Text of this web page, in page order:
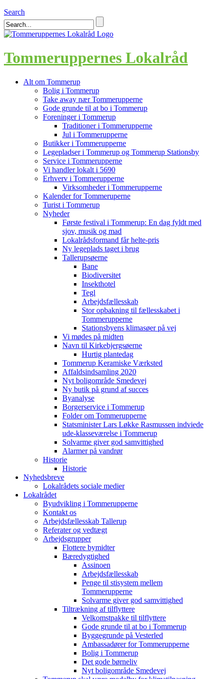
Search
Tommeruppernes Lokalråd
Alt om Tommerup
Bolig i Tommerup
Take away nær Tommerupperne
Gode grunde til at bo i Tommerup
Foreninger i Tommerup
Traditioner i Tommerupperne
Jul i Tommerupperne
Butikker i Tommerupperne
Legepladser i Tommerup og Tommerup Stationsby
Service i Tommerupperne
Vi handler lokalt i 5690
Erhverv i Tommerupperne
Virksomheder i Tommerupperne
Kalender for Tommeruperne
Turist i Tommerup
Nyheder
Første festival i Tommerup: En dag fyldt med
sjov, musik og mad
Lokalrådsformand får helte-pris
Ny legeplads taget i brug
Tallerupsøerne
Bane
Biodiversitet
Insekthotel
Tegl
Arbejdsfællesskab
Stor opbakning til fællesskabet i
Tommerupperne
Stationsbyens klimasøer på vej
Vi mødes på midten
Navn til Kirkebjergsøerne
Hurtig plantedag
Tommerup Keramiske Værksted
Affaldsindsamling 2020
Nyt boligområde Smedevej
Ny butik på grund af succes
Byanalyse
Borgerservice i Tommerup
Folder om Tommerupperne
Statsminister Lars Løkke Rasmussen indviede
ude-klasseværelse i Tommerup
Solvarme giver god samvittighed
Alarmer på vandrør
Historie
Historie
Nyhedsbreve
Lokalrådets sociale medier
Lokalrådet
Byudvikling i Tommerupperne
Kontakt os
Arbejdsfællesskab Tallerup
Referater og vedtægt
Arbejdsgrupper
Flottere bymidter
Bæredygtighed
Assinoen
Arbejdsfællesskab
Penge til stisystem mellem
Tommerupperne
Solvarme giver god samvittighed
Tiltrækning af tilflyttere
Velkomstpakke til tilflyttere
Gode grunde til at bo i Tommerup
Byggegrunde på Vesterled
Ambassadører for Tommerupperne
Bolig i Tommerup
Det gode børneliv
Nyt boligområde Smedevej